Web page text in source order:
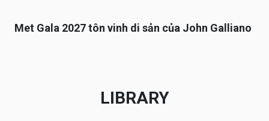
Met Gala 2027 tôn vinh di sản của John Galliano
LIBRARY